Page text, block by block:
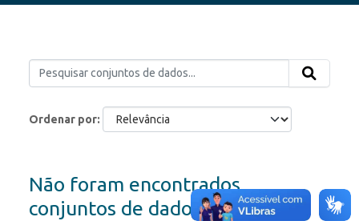
Ordenar por
Não foram encontrados
conjuntos de dados